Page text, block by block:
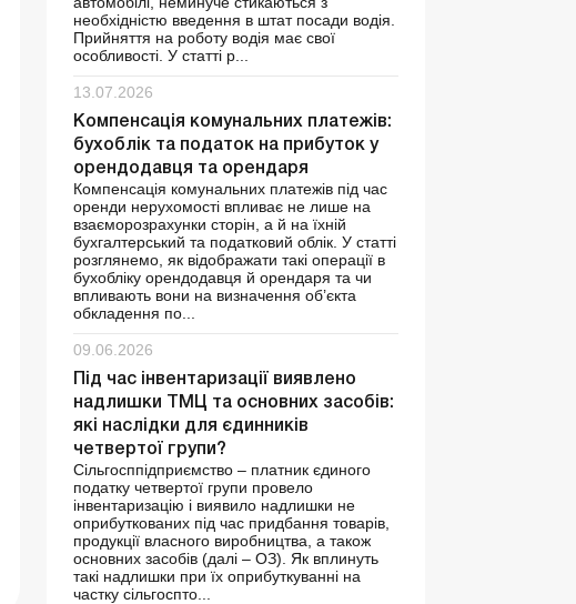
необхідністю введення в штат посади водія.
Прийняття на роботу водія має свої
особливості. У статті р...
13.07.2026
Компенсація комунальних платежів:
бухоблік та податок на прибуток у
орендодавця та орендаря
Компенсація комунальних платежів під час
оренди нерухомості впливає не лише на
взаєморозрахунки сторін, а й на їхній
бухгалтерський та податковий облік. У статті
розглянемо, як відображати такі операції в
бухобліку орендодавця й орендаря та чи
впливають вони на визначення об’єкта
обкладення по...
09.06.2026
Під час інвентаризації виявлено
надлишки ТМЦ та основних засобів:
які наслідки для єдинників
четвертої групи?
Сільгосппідприємство – платник єдиного
податку четвертої групи провело
інвентаризацію і виявило надлишки не
оприбуткованих під час придбання товарів,
продукції власного виробництва, а також
основних засобів (далі – ОЗ). Як вплинуть
такі надлишки при їх оприбуткуванні на
частку сільгоспто...